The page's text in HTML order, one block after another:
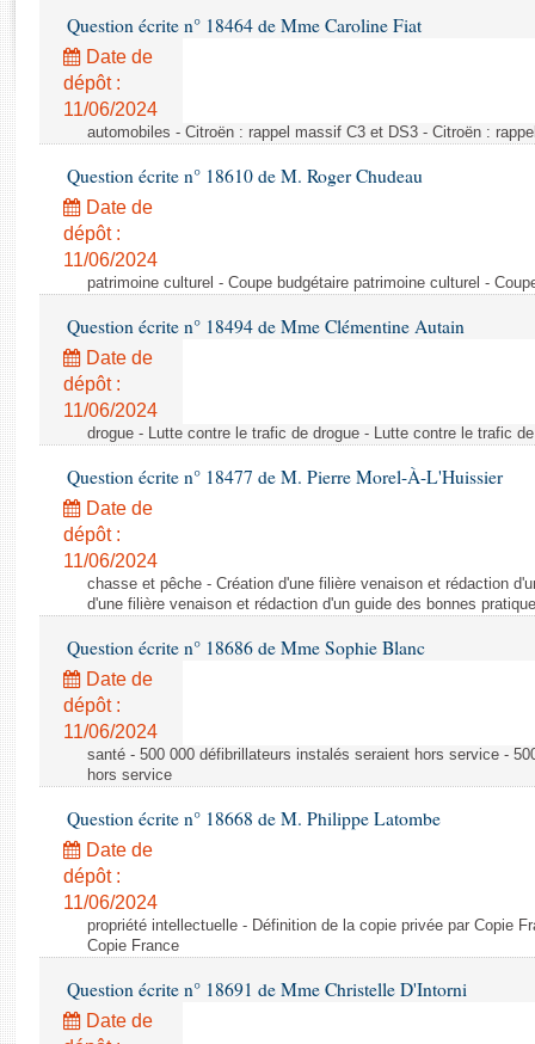
Rapports législatifs
Rapports sur l'application des lois
Baromètre de l’application des lois
Budget et sécurité sociale
Questions écrites et orales
Comptes rendus des débats
Question écrite n° 18464 de Mme Caroline Fiat
Date de
dépôt :
11/06/2024
automobiles - Citroën : rappel massif C3 et DS3 - Citroën :
Question écrite n° 18610 de M. Roger Chudeau
Date de
dépôt :
11/06/2024
patrimoine culturel - Coupe budgétaire patrimoine culturel -
Question écrite n° 18494 de Mme Clémentine Autain
Date de
dépôt :
11/06/2024
drogue - Lutte contre le trafic de drogue - Lutte contre le trafic
Question écrite n° 18477 de M. Pierre Morel-À-L'Huissier
Date de
dépôt :
11/06/2024
chasse et pêche - Création d'une filière venaison et rédaction
d'une filière venaison et rédaction d'un guide des bonnes
Question écrite n° 18686 de Mme Sophie Blanc
Date de
dépôt :
11/06/2024
santé - 500 000 défibrillateurs instalés seraient hors service -
hors service
Question écrite n° 18668 de M. Philippe Latombe
Date de
dépôt :
11/06/2024
propriété intellectuelle - Définition de la copie privée par Copie
Copie France
Question écrite n° 18691 de Mme Christelle D'Intorni
Date de